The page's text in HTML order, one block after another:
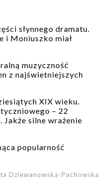
słynnego dramatu.
i Moniuszko miał
muzyczność
z najświetniejszych
XIX wieku.
– 22
Jakże silne wrażenie
popularność
Dziewanowska-Pachowska